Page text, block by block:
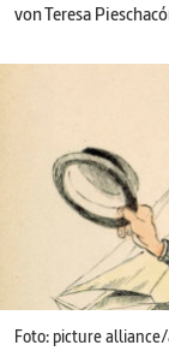
vonTeresa
Foto: picture